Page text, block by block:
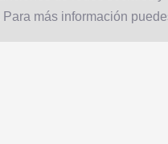
más información